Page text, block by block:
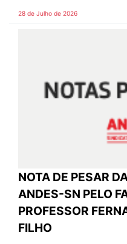
28 de Julho de 2026
NOTA DE PESAR
ANDES-SN PELO
PROFESSOR
FILHO